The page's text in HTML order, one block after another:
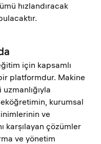
hızlandıracak
için kapsamlı
platformdur. Makine
kurumsal
ve
karşılayan çözümler
ve yönetim